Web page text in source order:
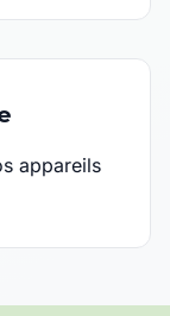
appareils